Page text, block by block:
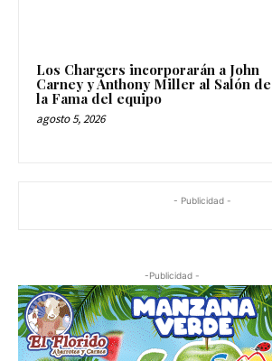
Los Chargers incorporarán a John
Carney y Anthony Miller al Salón de
la Fama del equipo
agosto 5, 2026
- Publicidad -
-Publicidad -